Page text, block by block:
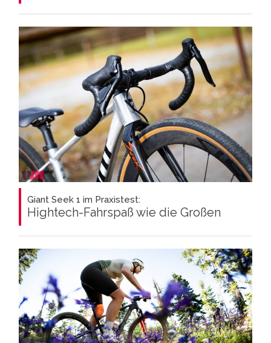
Giant Seek 1 im Praxistest:
Hightech-Fahrspaß wie die Großen